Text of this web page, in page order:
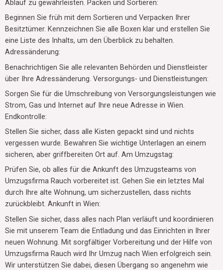
Ablauf zu gewährleisten. Packen und Sortieren:
Beginnen Sie früh mit dem Sortieren und Verpacken Ihrer
Besitztümer. Kennzeichnen Sie alle Boxen klar und erstellen Sie
eine Liste des Inhalts, um den Überblick zu behalten.
Adressänderung:
Benachrichtigen Sie alle relevanten Behörden und Dienstleister
über Ihre Adressänderung. Versorgungs- und Dienstleistungen:
Sorgen Sie für die Umschreibung von Versorgungsleistungen wie
Strom, Gas und Internet auf Ihre neue Adresse in Wien.
Endkontrolle:
Stellen Sie sicher, dass alle Kisten gepackt sind und nichts
vergessen wurde. Bewahren Sie wichtige Unterlagen an einem
sicheren, aber griffbereiten Ort auf. Am Umzugstag:
Prüfen Sie, ob alles für die Ankunft des Umzugsteams von
Umzugsfirma Rauch vorbereitet ist. Gehen Sie ein letztes Mal
durch Ihre alte Wohnung, um sicherzustellen, dass nichts
zurückbleibt. Ankunft in Wien:
Stellen Sie sicher, dass alles nach Plan verläuft und koordinieren
Sie mit unserem Team die Entladung und das Einrichten in Ihrer
neuen Wohnung. Mit sorgfältiger Vorbereitung und der Hilfe von
Umzugsfirma Rauch wird Ihr Umzug nach Wien erfolgreich sein.
Wir unterstützen Sie dabei, diesen Übergang so angenehm wie